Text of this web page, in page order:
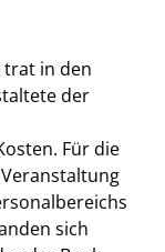
trat in den
der
Für die
sich